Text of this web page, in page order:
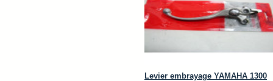
Levier embrayage YAMAHA 1300